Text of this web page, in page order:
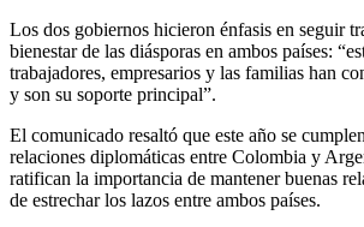
Los dos gobiernos hicieron énfasis en seguir
bienestar de las diásporas en ambos países:
trabajadores, empresarios y las familias han
y son su soporte principal”.
El comunicado resaltó que este año se
relaciones diplomáticas entre Colombia y
ratifican la importancia de mantener buenas
de estrechar los lazos entre ambos países.